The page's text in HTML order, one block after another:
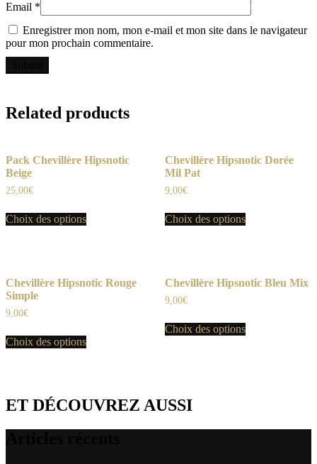
Email *
Enregistrer mon nom, mon e-mail et mon site dans le navigateur
pour mon prochain commentaire.
Related products
Pack Chevillère Hipsnotic
Beige
25,00€
Choix des options
Chevillère Hipsnotic Dorée
Mil Pat
9,00€
Choix des options
Chevillère Hipsnotic Rouge
Simple
9,00€
Choix des options
Chevillère Hipsnotic Bleu Mix
9,00€
Choix des options
ET DÉCOUVREZ AUSSI